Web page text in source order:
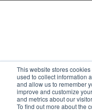
This website stores
used to collect information
and allow us to remember
improve and customize
and metrics about our
To find out more about the